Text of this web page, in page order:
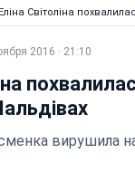
Еліна Світоліна
2016 · 21:10
вирушила